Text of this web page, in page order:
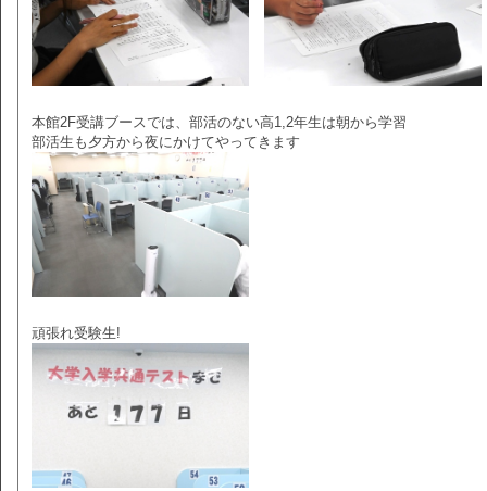
本館2F受講ブースでは、部活のない高1,2年生は朝から学習
部活生も夕方から夜にかけてやってきます
頑張れ受験生!